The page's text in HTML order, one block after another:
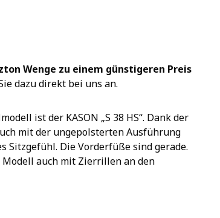
Wenge zu einem günstigeren Preis
dazu direkt bei uns an.
ist der KASON „S 38 HS“. Dank der
mit der ungepolsterten Ausführung
Sitzgefühl. Die Vorderfüße sind gerade.
auch mit Zierrillen an den